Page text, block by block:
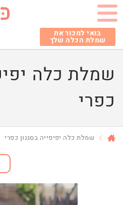
בואי למכור את
שמלת הכלה שלך
שמלת כלה
כפרי
שמלת כלה יפיפייה בסגנון כפרי